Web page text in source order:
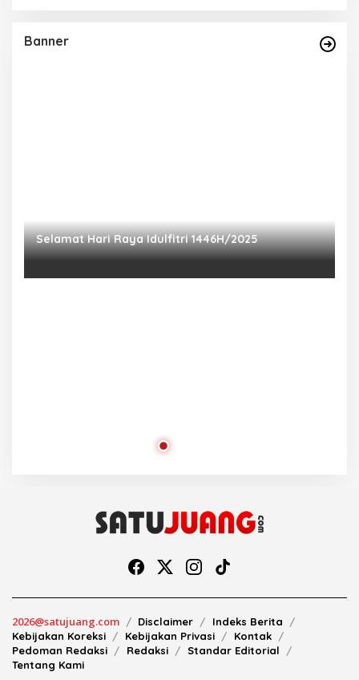
Banner
Selamat Hari Raya Idulfitri 1446H/2025
2026@satujuang.com Disclaimer
Indeks Berita
Kebijakan Koreksi
Kebijakan Privasi
Kontak
Pedoman Redaksi
Redaksi
Standar Editorial
Tentang Kami